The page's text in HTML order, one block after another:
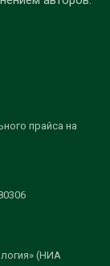
прайса на
(НИА